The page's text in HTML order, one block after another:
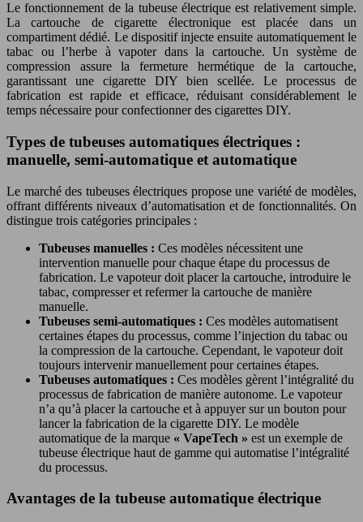
Le fonctionnement de la tubeuse électrique est relativement simple.
La cartouche de cigarette électronique est placée dans un
compartiment dédié. Le dispositif injecte ensuite automatiquement le
tabac ou l’herbe à vapoter dans la cartouche. Un système de
compression assure la fermeture hermétique de la cartouche,
garantissant une cigarette DIY bien scellée. Le processus de
fabrication est rapide et efficace, réduisant considérablement le
temps nécessaire pour confectionner des cigarettes DIY.
Types de tubeuses automatiques électriques :
manuelle, semi-automatique et automatique
Le marché des tubeuses électriques propose une variété de modèles,
offrant différents niveaux d’automatisation et de fonctionnalités. On
distingue trois catégories principales :
Tubeuses manuelles : Ces modèles nécessitent une
intervention manuelle pour chaque étape du processus de
fabrication. Le vapoteur doit placer la cartouche, introduire le
tabac, compresser et refermer la cartouche de manière
manuelle.
Tubeuses semi-automatiques : Ces modèles automatisent
certaines étapes du processus, comme l’injection du tabac ou
la compression de la cartouche. Cependant, le vapoteur doit
toujours intervenir manuellement pour certaines étapes.
Tubeuses automatiques : Ces modèles gèrent l’intégralité du
processus de fabrication de manière autonome. Le vapoteur
n’a qu’à placer la cartouche et à appuyer sur un bouton pour
lancer la fabrication de la cigarette DIY. Le modèle
automatique de la marque « VapeTech » est un exemple de
tubeuse électrique haut de gamme qui automatise l’intégralité
du processus.
Avantages de la tubeuse automatique électrique